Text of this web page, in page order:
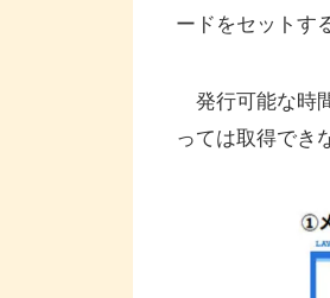
ードをセットす
発行可能な時
っては取得でき